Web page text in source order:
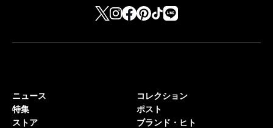
ニュース
特集
ストア
コレクション
ポスト
ブランド・ヒト